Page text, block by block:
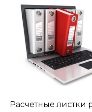
Расчетные листки